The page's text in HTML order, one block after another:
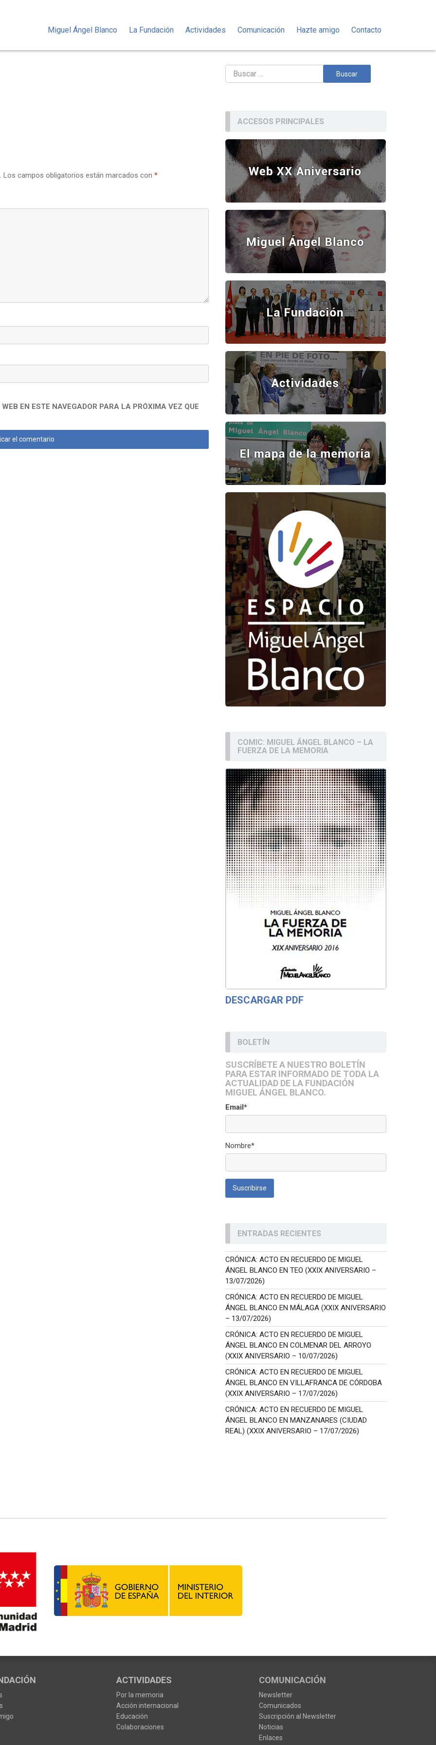
Miguel Ángel Blanco La Fundación Actividades Comunicación Hazte amigo Contacto
Los campos obligatorios están marcados con *
EN ESTE NAVEGADOR PARA LA PRÓXIMA VEZ QUE
Buscar:
ACCESOS PRINCIPALES
COMIC: MIGUEL ÁNGEL BLANCO – LA
FUERZA DE LA MEMORIA
DESCARGAR PDF
BOLETÍN
SUSCRÍBETE A NUESTRO BOLETÍN
PARA ESTAR INFORMADO DE TODA LA
ACTUALIDAD DE LA FUNDACIÓN
MIGUEL ÁNGEL BLANCO.
Email*
Nombre*
ENTRADAS RECIENTES
CRÓNICA: ACTO EN RECUERDO DE MIGUEL
ÁNGEL BLANCO EN TEO (XXIX ANIVERSARIO –
13/07/2026)
CRÓNICA: ACTO EN RECUERDO DE MIGUEL
ÁNGEL BLANCO EN MÁLAGA (XXIX ANIVERSARIO
– 13/07/2026)
CRÓNICA: ACTO EN RECUERDO DE MIGUEL
ÁNGEL BLANCO EN COLMENAR DEL ARROYO
(XXIX ANIVERSARIO – 10/07/2026)
CRÓNICA: ACTO EN RECUERDO DE MIGUEL
ÁNGEL BLANCO EN VILLAFRANCA DE CÓRDOBA
(XXIX ANIVERSARIO – 17/07/2026)
CRÓNICA: ACTO EN RECUERDO DE MIGUEL
ÁNGEL BLANCO EN MANZANARES (CIUDAD
REAL) (XXIX ANIVERSARIO – 17/07/2026)
ACTIVIDADES
Por la memoria
Acción internacional
Educación
Colaboraciones
COMUNICACIÓN
Newsletter
Comunicados
Suscripción al Newsletter
Noticias
Enlaces